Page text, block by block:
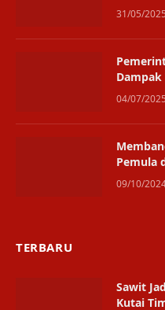
31/05/
Dampak
04/07/
Pemula
untuk
09/10/
TERBARU
Sawit
Kutai